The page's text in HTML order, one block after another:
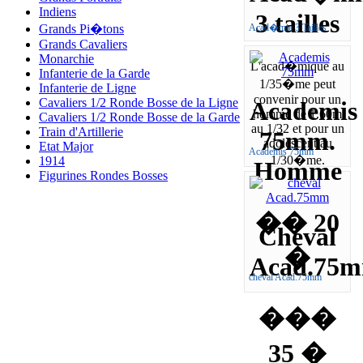
Indiens
Grands Pi�tons
Grands Cavaliers
Monarchie
Infanterie de la Garde
Infanterie de Ligne
Cavaliers 1/2 Ronde Bosse de la Ligne
Cavaliers 1/2 Ronde Bosse de la Garde
Train d'Artillerie
Etat Major
1914
Figurines Rondes Bosses
3 tailles
L'acad�mique au
1/35�me peut
convenir pour un
homme de 1.60m
au 1/32 et pour un
adolescent au
1/30�me.
Acad�mie 3 Tailles
Academis
75mm.
Homme
�� 20
�
Academis 75mm
Cheval
���
35 �
cheval Acad.75mm